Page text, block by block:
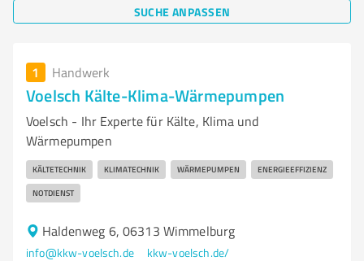
SUCHE ANPASSEN
1 Handwerk
Voelsch Kälte-Klima-Wärmepumpen
Voelsch - Ihr Experte für Kälte, Klima und
Wärmepumpen
KÄLTETECHNIK KLIMATECHNIK WÄRMEPUMPEN ENERGIEEFFIZIENZ
NOTDIENST
Haldenweg 6, 06313 Wimmelburg
info@kkw-voelsch.de kkw-voelsch.de/